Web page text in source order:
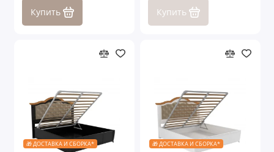
Купить Купить
🎁 ДОСТАВКА И СБОРКА* 🎁 ДОСТАВКА И СБОРКА*